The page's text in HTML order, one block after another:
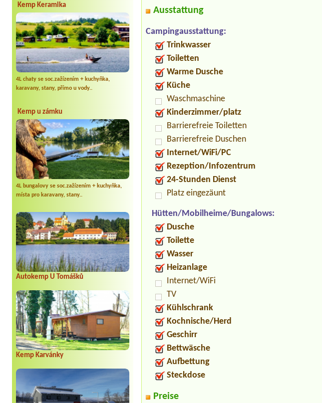
Kemp Keramika
4L chaty se soc.zažízením + kuchyňka,
karavany, stany, přímo u vody..
Kemp u zámku
4L bungalovy se soc.zažízením + kuchyňka,
místa pro karavany, stany..
Autokemp U Tomášků
Kemp Karvánky
Ausstattung
Campingausstattung:
Trinkwasser
Toiletten
Warme Dusche
Küche
Waschmaschine
Kinderzimmer/platz
Barrierefreie Toiletten
Barrierefreie Duschen
Internet/WiFi/PC
Rezeption/Infozentrum
24-Stunden Dienst
Platz eingezäunt
Hütten/Mobilheime/Bungalows:
Dusche
Toilette
Wasser
Heizanlage
Internet/WiFi
TV
Kühlschrank
Kochnische/Herd
Geschirr
Bettwäsche
Aufbettung
Steckdose
Preise